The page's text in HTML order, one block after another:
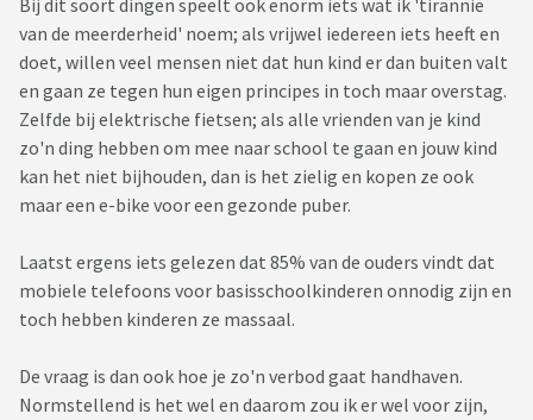
Bij dit soort dingen speelt ook enorm iets wat ik 'tirannie
van de meerderheid' noem; als vrijwel iedereen iets heeft en
doet, willen veel mensen niet dat hun kind er dan buiten valt
en gaan ze tegen hun eigen principes in toch maar overstag.
Zelfde bij elektrische fietsen; als alle vrienden van je kind
zo'n ding hebben om mee naar school te gaan en jouw kind
kan het niet bijhouden, dan is het zielig en kopen ze ook
maar een e-bike voor een gezonde puber.
Laatst ergens iets gelezen dat 85% van de ouders vindt dat
mobiele telefoons voor basisschoolkinderen onnodig zijn en
toch hebben kinderen ze massaal.
De vraag is dan ook hoe je zo'n verbod gaat handhaven.
Normstellend is het wel en daarom zou ik er wel voor zijn,